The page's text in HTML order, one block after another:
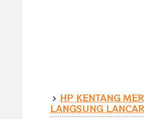
HP KENTANG
LANGSUNG